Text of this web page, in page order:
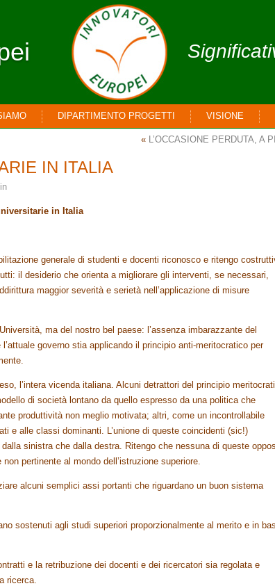
DIPARTIMENTO PROGETTI VISIONE
« L’OCCASIONE PERDUTA, A
IN ITALIA
in Italia
generale di studenti e docenti riconosco e ritengo
il desiderio che orienta a migliorare gli interventi, se necessari,
maggior severità e serietà nell’applicazione di misure
ma del nostro bel paese: l’assenza imbarazzante del
governo stia applicando il principio anti-meritocratico per
l’intera vicenda italiana. Alcuni detrattori del principio
di società lontano da quello espresso da una politica che
produttività non meglio motivata; altri, come un incontrollabile
e alle classi dominanti. L’unione di queste coincidenti (sic!)
sinistra che dalla destra. Ritengo che nessuna di queste
pertinente al mondo dell’istruzione superiore.
alcuni semplici assi portanti che riguardano un buon sistema
sostenuti agli studi superiori proporzionalmente al merito e in
e la retribuzione dei docenti e dei ricercatori sia regolata e
ricerca.